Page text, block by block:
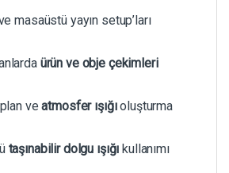
masaüstü yayın setup’ları
ürün ve obje çekimleri
veatmosfer ışığıoluşturma
taşınabilir dolgu ışığı kullanımı